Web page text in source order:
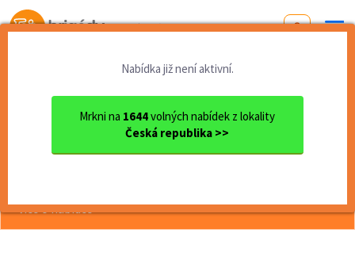
Od první brigády
Nabídka již není aktivní.
Mrkni na 1644volných nabídek z lokality
Česká republika >>
Plzeňský kraj okres Plzeň
Instantní manžel, truhlář, ...
Instantní manžel, truhlář, asistent
více o nabídce >>